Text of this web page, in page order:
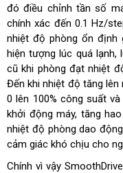
đó điều chỉnh tần số
chính xác đến 0.1 Hz/
nhiệt độ phòng ổn định
hiện tượng lúc quá lạnh,
cũ khi phòng đạt nhiệt
Đến khi nhiệt độ tăng
0 lên 100% công suất
khởi động máy, tăng
nhiệt độ phòng dao
cảm giác khó chịu cho
Chính vì vậy